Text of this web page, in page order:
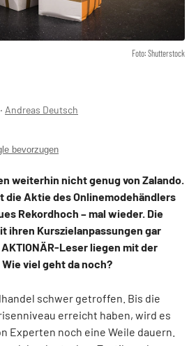
Foto: Shutterstock
‧ Andreas Deutsch
bevorzugen
weiterhin nicht genug von Zalando.
die Aktie des Onlinemodehändlers
Rekordhoch – mal wieder. Die
ihren Kurszielanpassungen gar
Leser liegen mit der
viel geht da noch?
schwer getroffen. Bis die
erreicht haben, wird es
Experten noch eine Weile dauern.